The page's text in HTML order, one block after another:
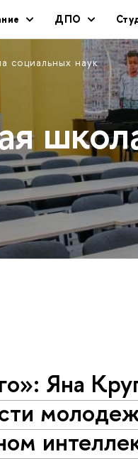
ДПО
социальных наук
Яна